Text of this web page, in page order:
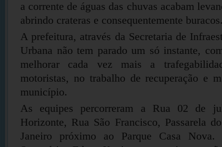
a corrente de águas das chuvas acabam
abrindo crateras e consequentemente
A prefeitura, através da Secretaria de
Urbana não tem parado um só instante,
melhorar cada vez mais a
motoristas, no trabalho de recuperação e
município.
As equipes percorreram a Rua 02 de
Horizonte, Rua São Francisco, Passarela
Janeiro próximo ao Parque Casa